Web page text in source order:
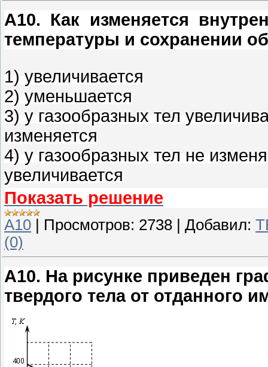
A10.
Как изменяется
температуры и сохранении
1) увеличивается
2) уменьшается
3) у газообразных тел
изменяется
4) у газообразных тел не
увеличивается
Показать решение
A10 Просмотров: 2738 Добавил:
(0)
A10. На рисунке приведен
твердого тела от отданного